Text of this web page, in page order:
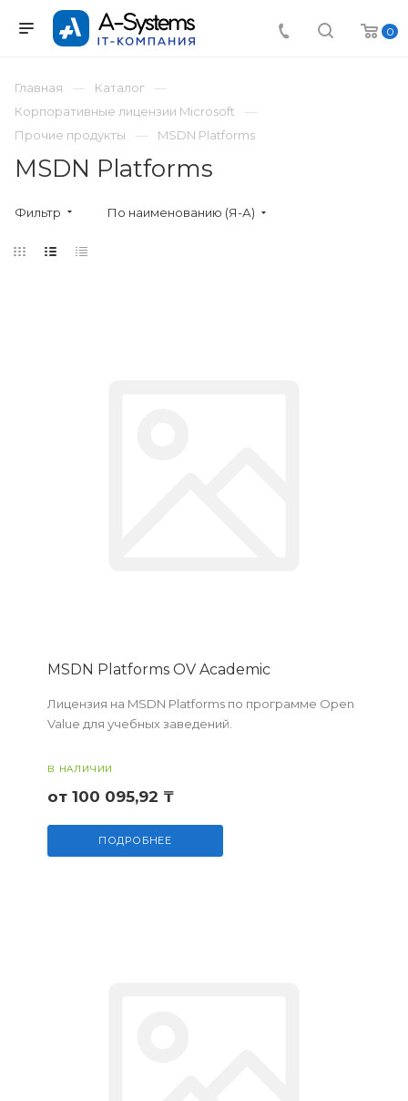
0
Главная
Каталог
Корпоративные лицензии Microsoft
Прочие продукты
MSDN Platforms
MSDN Platforms
Фильтр По наименованию (Я-А)
MSDN Platforms OV Academic
Лицензия на MSDN Platforms по программе Open
Value для учебных заведений.
В НАЛИЧИИ
от 100 095,92 ₸
ПОДРОБНЕЕ